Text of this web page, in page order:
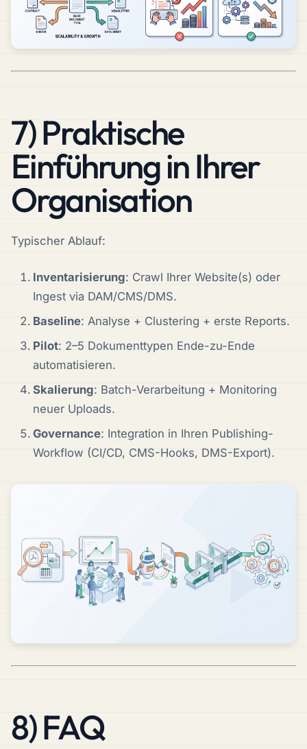
7) Praktische
Einführung in Ihrer
Organisation
Typischer Ablauf:
Inventarisierung: Crawl Ihrer Website(s) oder
Ingest via DAM/CMS/DMS.
Baseline: Analyse + Clustering + erste Reports.
Pilot: 2–5 Dokumenttypen Ende-zu-Ende
automatisieren.
Skalierung: Batch-Verarbeitung + Monitoring
neuer Uploads.
Governance: Integration in Ihren Publishing-
Workflow (CI/CD, CMS-Hooks, DMS-Export).
8) FAQ